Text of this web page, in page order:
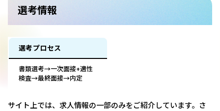
選考情報
選考プロセス
書類選考→一次面接+適性
検査→最終面接→内定
サイト上では、求人情報の一部のみをご紹介しています。さ